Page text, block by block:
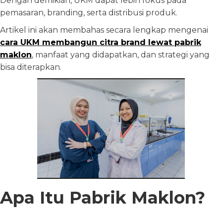
pemasaran, branding, serta distribusi produk.
Artikel ini akan membahas secara lengkap mengenai
cara UKM membangun citra brand lewat pabrik
maklon, manfaat yang didapatkan, dan strategi yang
bisa diterapkan.
Apa Itu Pabrik Maklon?